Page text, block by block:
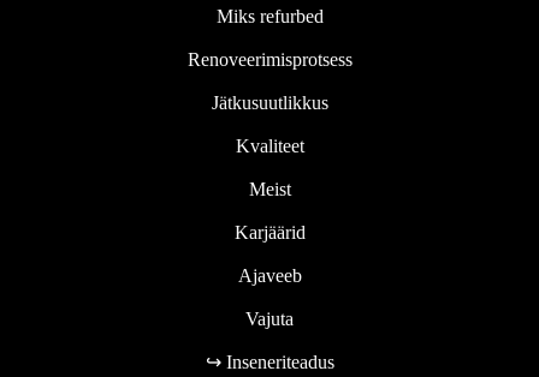
Miks refurbed
Renoveerimisprotsess
Jätkusuutlikkus
Kvaliteet
Meist
Karjäärid
Ajaveeb
Vajuta
↪ Inseneriteadus